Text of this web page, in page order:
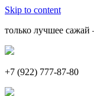
Skip to content
только лучшее сажай
+7 (922) 777-87-80